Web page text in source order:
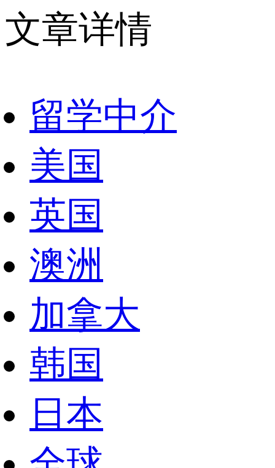
文章详情
留学中介
美国
英国
澳洲
加拿大
韩国
日本